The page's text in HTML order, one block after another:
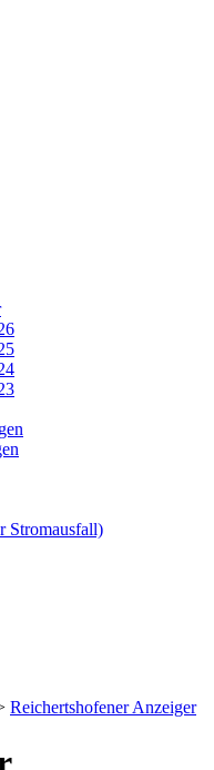
Stromausfall)
Reichertshofener Anzeiger